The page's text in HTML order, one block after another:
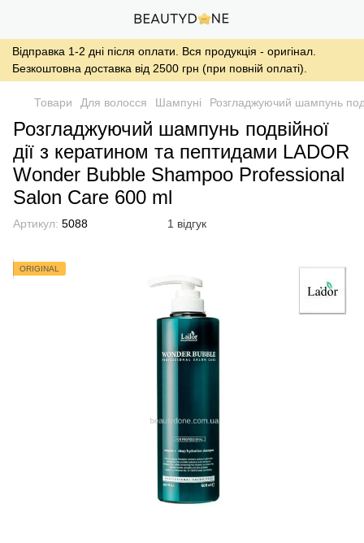
Відправка 1-2 дні після оплати. Вся продукція - оригінал.
Безкоштовна доставка від 2500 грн (при повній оплаті).
Товари Для волосся Шампуні Розгладжуючий шампунь
Розгладжуючий шампунь подвійної
дії з кератином та пептидами LADOR
Wonder Bubble Shampoo Professional
Salon Care 600 ml
Артикул: 5088 1 відгук
ORIGINAL